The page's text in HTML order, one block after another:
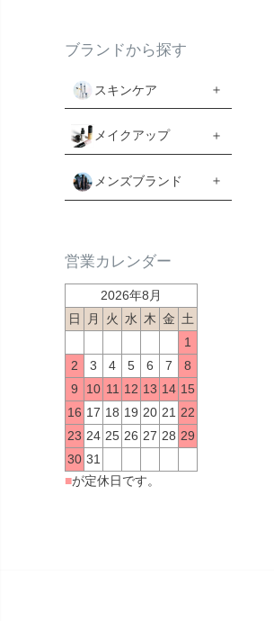
ブランドから探す
スキンケア
メイクアップ
メンズブランド
営業カレンダー
2026年8月
日
月 火 水 木 金 土
1
2
3 4 5 6 7
8
9
10 11 12 13 14 15
16 17 18 19 20 21 22
23 24 25 26 27 28 29
30 31
■が定休日です。